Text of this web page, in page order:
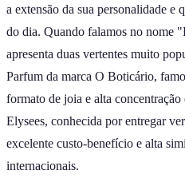
a extensão da sua personalidade e
do dia. Quando falamos no nome
apresenta duas vertentes muito
Parfum da marca O Boticário,
formato de joia e alta concentração
Elysees, conhecida por entregar
excelente custo-benefício e alta
internacionais.